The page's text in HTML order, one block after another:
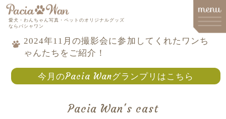
愛犬・わんちゃん写真・ペットのオリジナルグッズ
ならパシャワン
2024年11月の撮影会に参加してくれたワンち
ゃんたちをご紹介！
今月のPacia Wanグランプリはこちら
Pacia Wan's cast
メインメニュー